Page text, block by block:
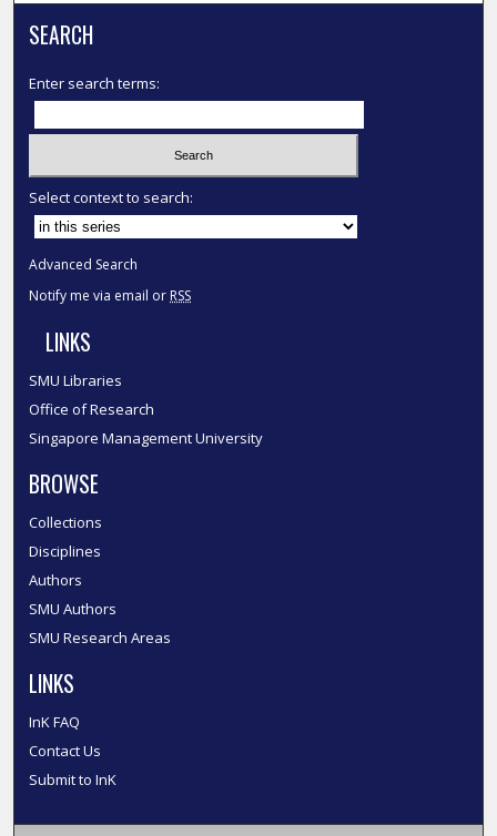
SEARCH
Enter search terms:
Select context to search:
Advanced Search
Notify me via email or RSS
LINKS
SMU Libraries
Office of Research
Singapore Management University
BROWSE
Collections
Disciplines
Authors
SMU Authors
SMU Research Areas
LINKS
InK FAQ
Contact Us
Submit to InK